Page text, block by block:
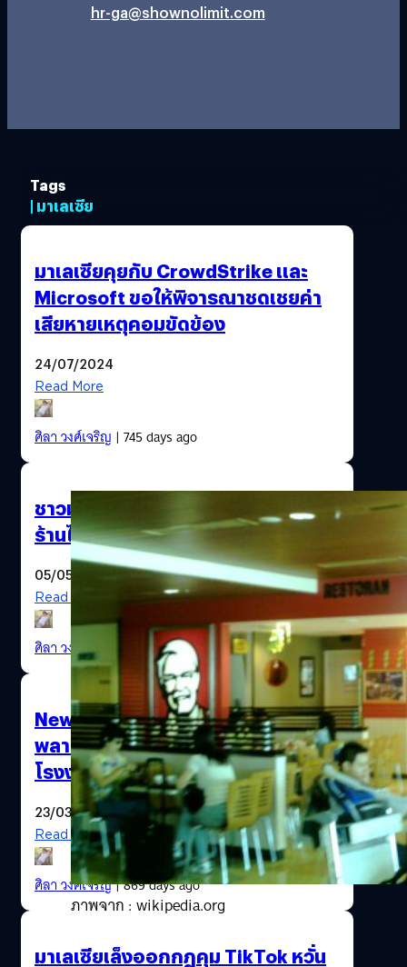
hr-ga@shownolimit.com
Tags
| มาเลเซีย
มาเลเซียคุยกับ CrowdStrike และ
Microsoft ขอให้พิจารณาชดเชยค่า
เสียหายเหตุคอมขัดข้อง
24/07/2024
Read More
ศิลา วงศ์เจริญ | 745 days ago
ภาพจาก : wikipedia.org
ชาวมาเลเซียบอยคอต KFC จนต้องปิด
ร้านไปกว่า 100 สาขา
05/05/2024
Read More
ศิลา วงศ์เจริญ | 825 days ago
Neways บริษัทอิเล็กทรอนิกส์ซัป
พลายเออร์ของ ASML จะสร้าง
โรงงานแห่งใหม่ในมาเลเซีย
23/03/2024
Read More
ศิลา วงศ์เจริญ| 869 days ago
มาเลเซียเล็งออกกฎคุม TikTok หวั่น